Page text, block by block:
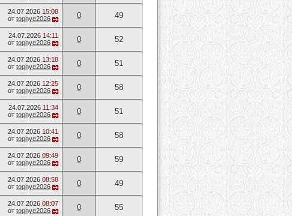
24.07.2026 15:08
от topnye2026 0 49
24.07.2026 14:11
от topnye2026 0 52
24.07.2026 13:18
от topnye2026 0 51
24.07.2026 12:25
от topnye2026 0 58
24.07.2026 11:34
от topnye2026 0 51
24.07.2026 10:41
от topnye2026 0 58
24.07.2026 09:49
от topnye2026 0 59
24.07.2026 08:58
от topnye2026 0 49
24.07.2026 08:07
от topnye2026 0 55